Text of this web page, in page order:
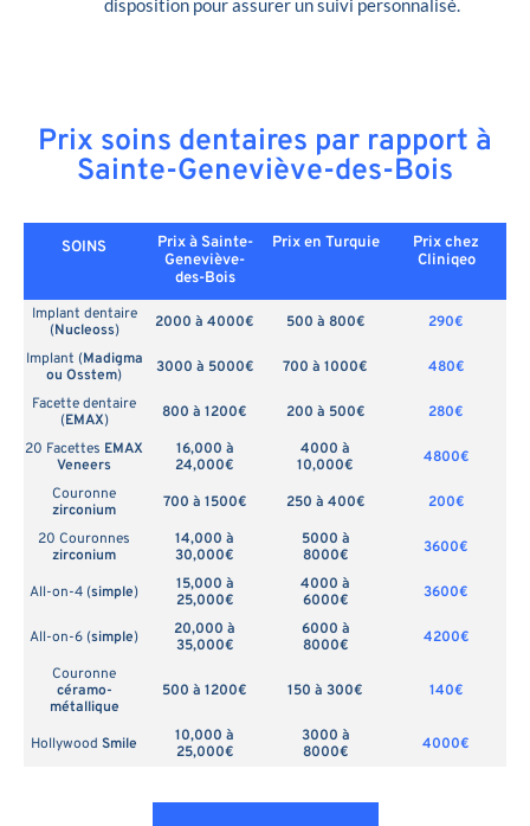
disposition pour assurer un suivi personnalisé.
Prix soins dentaires par rapport à
Sainte-Geneviève-des-Bois
SOINS
Prix à Sainte-
Geneviève-
des-Bois
Prix en Turquie
Prix chez
Cliniqeo
Implant dentaire
(Nucleoss) 2000 à 4000€ 500 à 800€
290€
Implant (Madigma
ou Osstem) 3000 à 5000€ 700 à 1000€
480€
Facette dentaire
(EMAX) 800 à 1200€ 200 à 500€
280€
20 Facettes EMAX
Veneers
16,000 à
24,000€
4000 à
10,000€
4800€
Couronne
zirconium
700 à 1500€ 250 à 400€
200€
20 Couronnes
zirconium
14,000 à
30,000€
5000 à
8000€
3600€
All-on-4 (simple)
15,000 à
25,000€
4000 à
6000€
3600€
All-on-6 (simple)
20,000 à
35,000€
6000 à
8000€
4200€
Couronne
céramo-
métallique
500 à 1200€ 150 à 300€ 140€
Hollywood Smile
10,000 à
25,000€
3000 à
8000€
4000€